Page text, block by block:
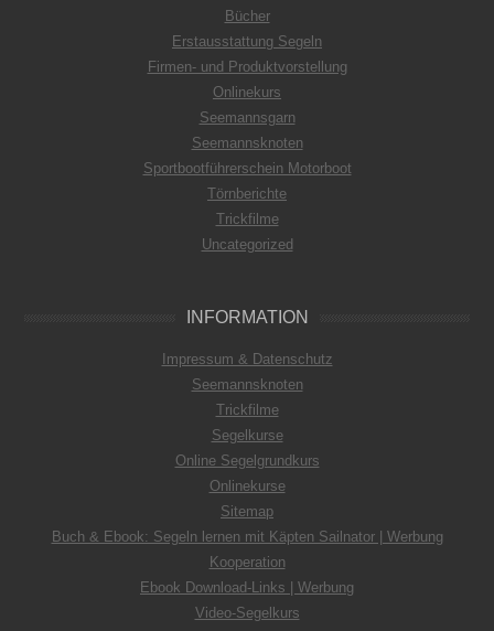
Bücher
Erstausstattung Segeln
Firmen- und Produktvorstellung
Onlinekurs
Seemannsgarn
Seemannsknoten
Sportbootführerschein Motorboot
Törnberichte
Trickfilme
Uncategorized
INFORMATION
Impressum & Datenschutz
Seemannsknoten
Trickfilme
Segelkurse
Online Segelgrundkurs
Onlinekurse
Sitemap
Buch & Ebook: Segeln lernen mit Käpten Sailnator | Werbung
Kooperation
Ebook Download-Links | Werbung
Video-Segelkurs